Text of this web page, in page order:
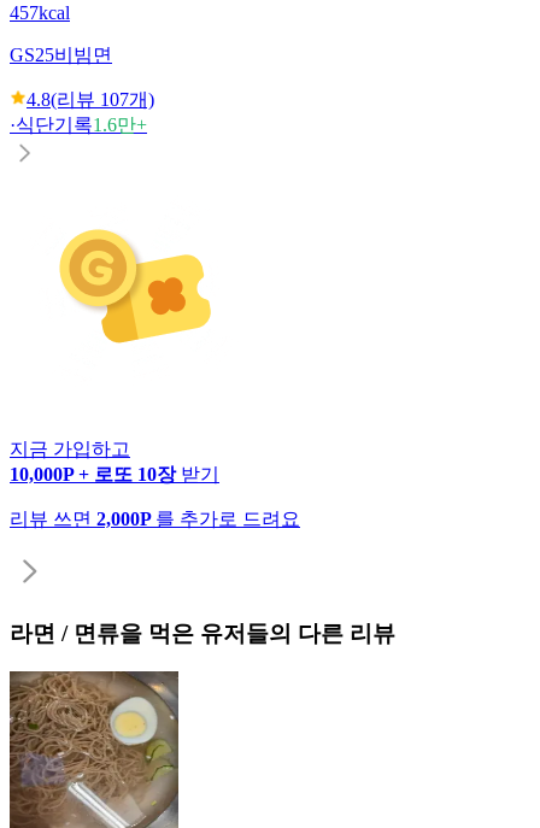
457kcal
GS25비빔면
4.8(리뷰 107개)
·식단기록1.6만+
지금 가입하고
10,000P + 로또 10장 받기
리뷰 쓰면 2,000P 를 추가로 드려요
라면 / 면류을 먹은 유저들의 다른 리뷰